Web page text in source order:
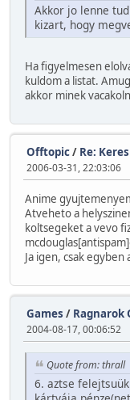
Akkor jo lenne
kizart, hogy
Ha figyelmesen
kuldom a listat.
akkor minek
Offtopic/ Re:
2006-03-31, 22:03:06
Anime
Atveheto a
koltsegeket a vevo
Ja igen, csak egyben
Games / Ragnarok
2004-08-17, 00:06:52
Quote from: thrall
6. aztse